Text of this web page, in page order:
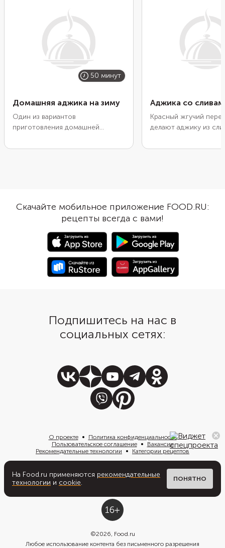
50 минут
Домашняя аджика на зиму
Один из вариантов
приготовления домашней
несколько перцев чили и
Измельчите ингредиенты
блендером, проварите, а затем
перелейте в банку и
простерилизуйте перед
отправкой на хранение. Из
указанного количества
ингредиентов получается одна
Аджика со
Красный жгучий
делают аджику из
фруктам и томатной
маринадов. При
замените томатную
свежими
них кожицу и
мясорубке. Из
количества
получается одна
Скачайте мобильное приложение FOOD.RU:
рецепты всегда с вами!
Подпишитесь на нас в
социальных сетях:
О проекте
Политика конфиденциальности
Пользовательское соглашение
Вакансии
Рекомендательные технологии
Категории рецептов
Написать нам
©2026, Food.ru
Любое использование контента без письменного разрешения
На Food.ru применяются рекомендательные
технологии и cookie. ПОНЯТНО